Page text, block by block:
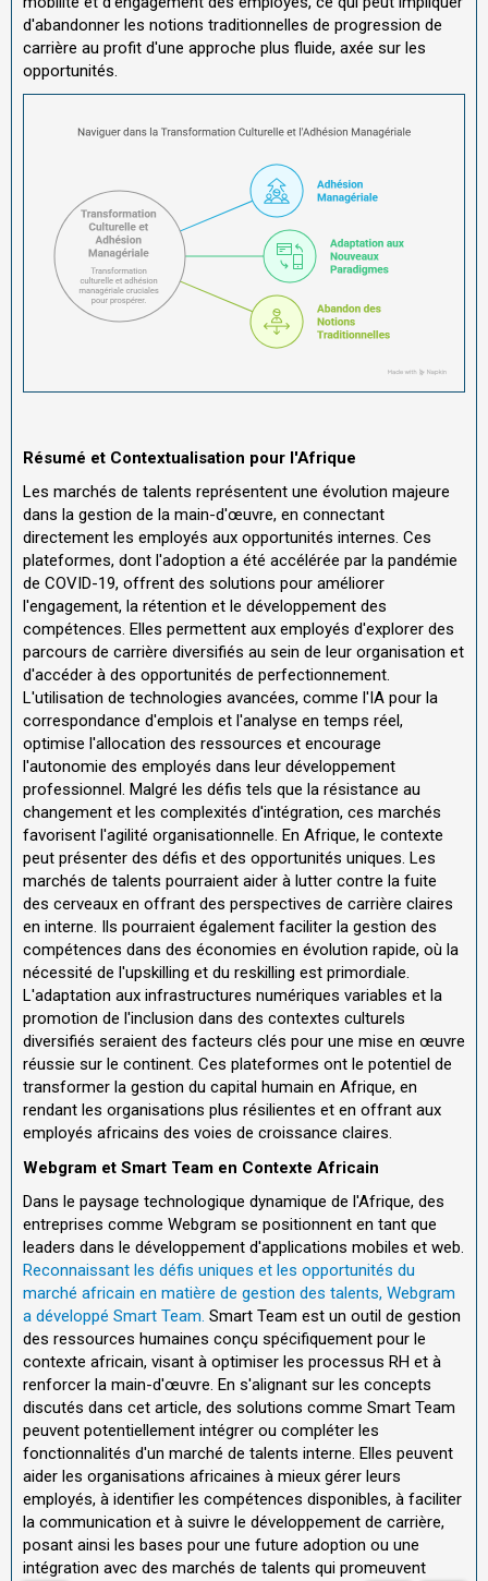
d'abandonner les notions traditionnelles de progression de
carrière au profit d'une approche plus fluide, axée sur les
opportunités.
Résumé et Contextualisation pour l'Afrique
Les marchés de talents représentent une évolution majeure
dans la gestion de la main-d'œuvre, en connectant
directement les employés aux opportunités internes. Ces
plateformes, dont l'adoption a été accélérée par la pandémie
de COVID-19, offrent des solutions pour améliorer
l'engagement, la rétention et le développement des
compétences. Elles permettent aux employés d'explorer des
parcours de carrière diversifiés au sein de leur organisation et
d'accéder à des opportunités de perfectionnement.
L'utilisation de technologies avancées, comme l'IA pour la
correspondance d'emplois et l'analyse en temps réel,
optimise l'allocation des ressources et encourage
l'autonomie des employés dans leur développement
professionnel. Malgré les défis tels que la résistance au
changement et les complexités d'intégration, ces marchés
favorisent l'agilité organisationnelle. En Afrique, le contexte
peut présenter des défis et des opportunités uniques. Les
marchés de talents pourraient aider à lutter contre la fuite
des cerveaux en offrant des perspectives de carrière claires
en interne. Ils pourraient également faciliter la gestion des
compétences dans des économies en évolution rapide, où la
nécessité de l'upskilling et du reskilling est primordiale.
L'adaptation aux infrastructures numériques variables et la
promotion de l'inclusion dans des contextes culturels
diversifiés seraient des facteurs clés pour une mise en œuvre
réussie sur le continent. Ces plateformes ont le potentiel de
transformer la gestion du capital humain en Afrique, en
rendant les organisations plus résilientes et en offrant aux
employés africains des voies de croissance claires.
Webgram et Smart Team en Contexte Africain
Dans le paysage technologique dynamique de l'Afrique, des
entreprises comme Webgram se positionnent en tant que
leaders dans le développement d'applications mobiles et web.
Reconnaissant les défis uniques et les opportunités du
marché africain en matière de gestion des talents, Webgram
a développé Smart Team. Smart Team est un outil de gestion
des ressources humaines conçu spécifiquement pour le
contexte africain, visant à optimiser les processus RH et à
renforcer la main-d'œuvre. En s'alignant sur les concepts
discutés dans cet article, des solutions comme Smart Team
peuvent potentiellement intégrer ou compléter les
fonctionnalités d'un marché de talents interne. Elles peuvent
aider les organisations africaines à mieux gérer leurs
employés, à identifier les compétences disponibles, à faciliter
la communication et à suivre le développement de carrière,
posant ainsi les bases pour une future adoption ou une
intégration avec des marchés de talents qui promeuvent